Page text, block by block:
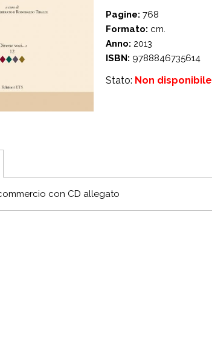
Pagine: 768
Formato: cm.
Anno: 2013
ISBN: 9788846735614
Stato: Non disponibile
con CD allegato